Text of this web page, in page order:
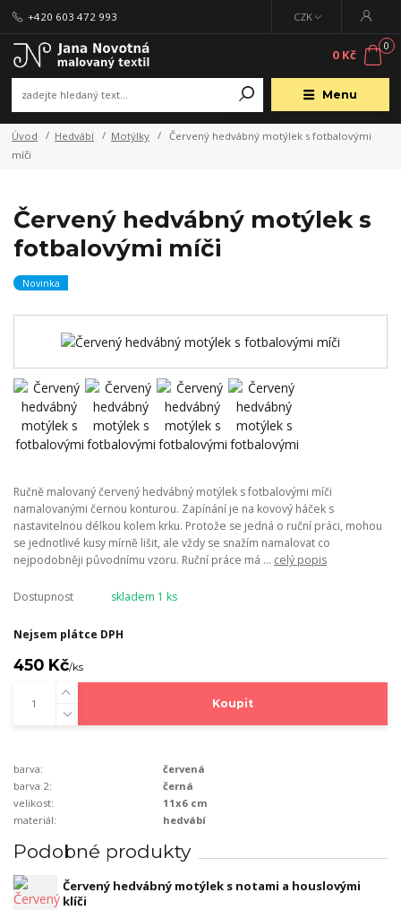
Menu
CZK
+420 603 472 993
0
0 Kč
Úvod Hedvábí Motýlky
Červený hedvábný motýlek s fotbalovými
míči
Červený hedvábný motýlek s
fotbalovými míči
Novinka
Ručně malovaný červený hedvábný motýlek s fotbalovými míči
namalovanými černou konturou. Zapínání je na kovový háček s
nastavitelnou délkou kolem krku. Protože se jedná o ruční práci, mohou
se jednotlivé kusy mírně lišit, ale vždy se snažím namalovat co
nejpodobněji původnímu vzoru. Ruční práce má ... celý popis
Dostupnost skladem 1 ks
Nejsem plátce DPH
450 Kč/ks
Koupit
barva:
červená
barva 2:
černá
velikost:
11x6 cm
materiál:
hedvábí
Podobné produkty
Červený hedvábný motýlek s notami a houslovými
klíči